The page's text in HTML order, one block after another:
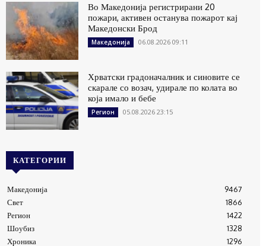
Во Македонија регистрирани 20
пожари, активен останува пожарот кај
Македонски Брод
Македонија 06.08.2026 09:11
Хрватски градоначалник и синовите се
скарале со возач, удирале по колата во
која имало и бебе
Регион 05.08.2026 23:15
КАТЕГОРИИ
Македонија
9467
Свет
1866
Регион
1422
Шоубиз
1328
Хроника
1296